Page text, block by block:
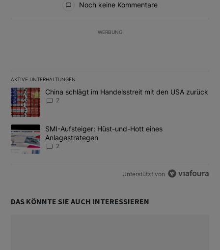
Noch keine Kommentare
WERBUNG
AKTIVE UNTERHALTUNGEN
Das Folgende ist eine Liste der am meisten kommentierten
Ein Trendartikel mit dem Titel "China schlägt im Handelsstreit
China schlägt im Handelsstreit mit den USA zurück
2
Ein Trendartikel mit dem Titel "SMI-Aufsteiger: Hüst-und-Hott
SMI-Aufsteiger: Hüst-und-Hott eines
Anlagestrategen
2
Unterstützt von
DAS KÖNNTE SIE AUCH INTERESSIEREN